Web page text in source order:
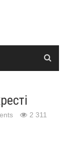
2 311